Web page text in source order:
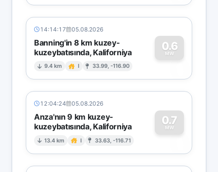
14:14:17 05.08.2026
Banning'in 8 km kuzey-
kuzeybatısında, Kaliforniya
9.4 km I 33.99, -116.90
0.6
MW
0
12:04:24 05.08.2026
Anza'nın 9 km kuzey-
kuzeybatısında, Kaliforniya
13.4 km I 33.63, -116.71
0.7
MW
0